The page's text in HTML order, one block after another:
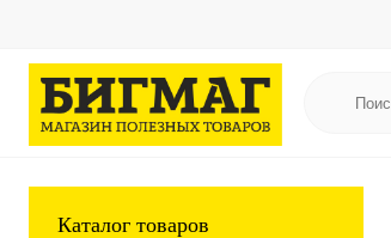
Каталог товаров